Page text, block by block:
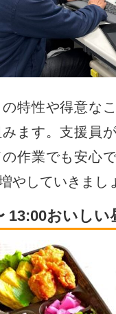
特性や得意な
ます。支援員
作業でも安心
やしていきまし
13:00おいしい